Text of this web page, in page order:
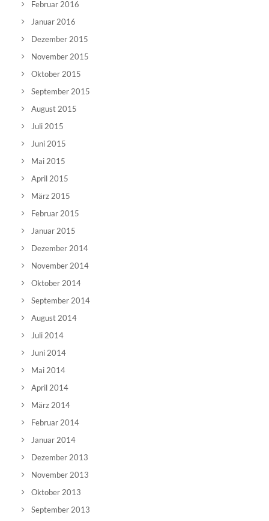
Februar 2016
Januar 2016
Dezember 2015
November 2015
Oktober 2015
September 2015
August 2015
Juli 2015
Juni 2015
Mai 2015
April 2015
März 2015
Februar 2015
Januar 2015
Dezember 2014
November 2014
Oktober 2014
September 2014
August 2014
Juli 2014
Juni 2014
Mai 2014
April 2014
März 2014
Februar 2014
Januar 2014
Dezember 2013
November 2013
Oktober 2013
September 2013